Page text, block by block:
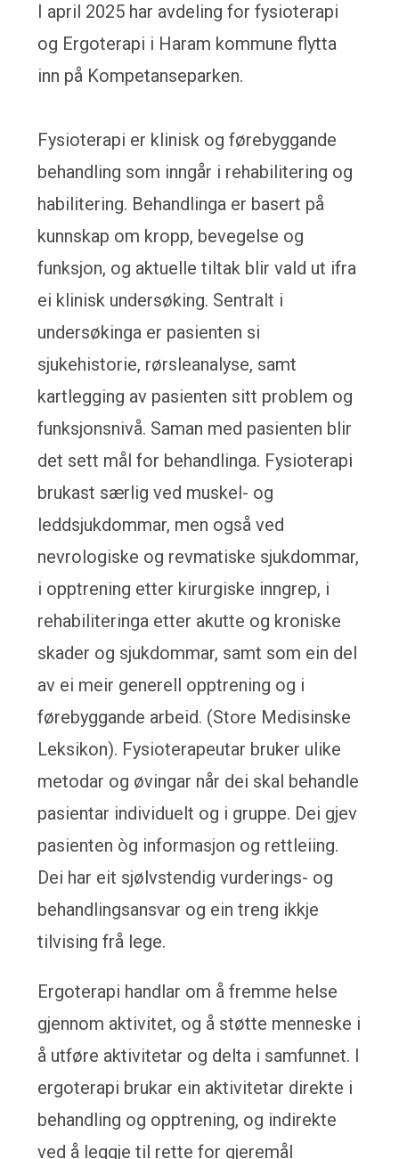
I april 2025 har avdeling for fysioterapi
og Ergoterapi i Haram kommune flytta
inn på Kompetanseparken.
Fysioterapi er klinisk og førebyggande
behandling som inngår i rehabilitering og
habilitering. Behandlinga er basert på
kunnskap om kropp, bevegelse og
funksjon, og aktuelle tiltak blir vald ut ifra
ei klinisk undersøking. Sentralt i
undersøkinga er pasienten si
sjukehistorie, rørsleanalyse, samt
kartlegging av pasienten sitt problem og
funksjonsnivå. Saman med pasienten blir
det sett mål for behandlinga. Fysioterapi
brukast særlig ved muskel- og
leddsjukdommar, men også ved
nevrologiske og revmatiske sjukdommar,
i opptrening etter kirurgiske inngrep, i
rehabiliteringa etter akutte og kroniske
skader og sjukdommar, samt som ein del
av ei meir generell opptrening og i
førebyggande arbeid. (Store Medisinske
Leksikon). Fysioterapeutar bruker ulike
metodar og øvingar når dei skal behandle
pasientar individuelt og i gruppe. Dei gjev
pasienten òg informasjon og rettleiing.
Dei har eit sjølvstendig vurderings- og
behandlingsansvar og ein treng ikkje
tilvising frå lege.
Ergoterapi handlar om å fremme helse
gjennom aktivitet, og å støtte menneske i
å utføre aktivitetar og delta i samfunnet. I
ergoterapi brukar ein aktivitetar direkte i
behandling og opptrening, og indirekte
ved å leggje til rette for gjeremål